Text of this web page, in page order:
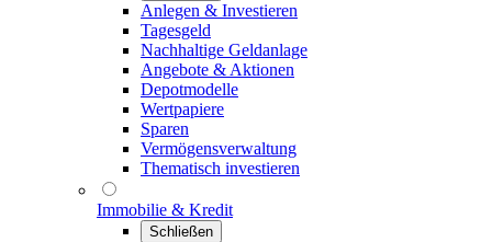
Anlegen & Investieren
Tagesgeld
Nachhaltige Geldanlage
Angebote & Aktionen
Depotmodelle
Wertpapiere
Sparen
Vermögensverwaltung
Thematisch investieren
Immobilie & Kredit
Schließen